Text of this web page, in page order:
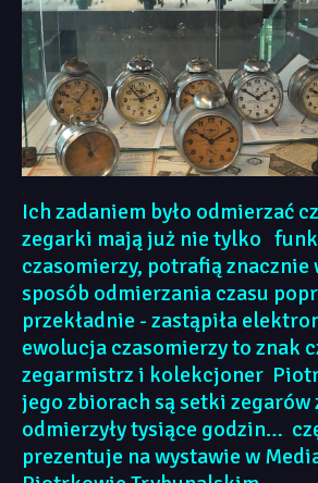
Ich zadaniem było odmierzać
zegarki mają już nie tylko
czasomierzy, potrafią
sposób odmierzania czasu
przekładnie - zastąpiła
ewolucja czasomierzy to znak
zegarmistrz i kolekcjoner
jego zbiorach są setki zegarów
odmierzyły tysiące godzin…
prezentuje na wystawie w